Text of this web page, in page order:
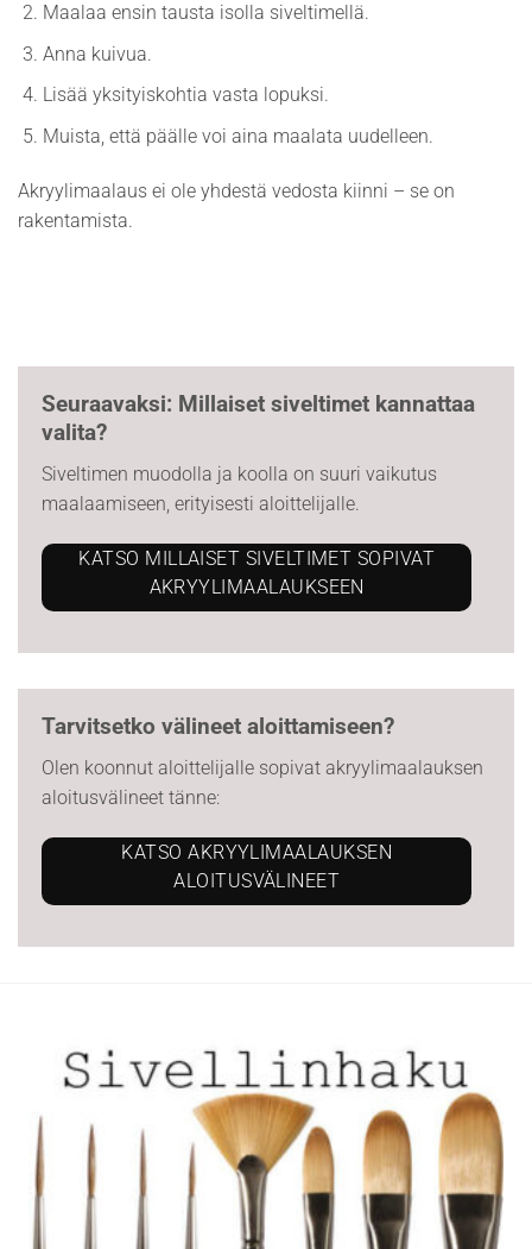
Maalaa ensin tausta isolla siveltimellä.
Anna kuivua.
Lisää yksityiskohtia vasta lopuksi.
Muista, että päälle voi aina maalata uudelleen.
Akryylimaalaus ei ole yhdestä vedosta kiinni – se on
rakentamista.
Seuraavaksi: Millaiset siveltimet kannattaa
valita?
Siveltimen muodolla ja koolla on suuri vaikutus
maalaamiseen, erityisesti aloittelijalle.
KATSO MILLAISET SIVELTIMET SOPIVAT
AKRYYLIMAALAUKSEEN
Tarvitsetko välineet aloittamiseen?
Olen koonnut aloittelijalle sopivat akryylimaalauksen
aloitusvälineet tänne:
KATSO AKRYYLIMAALAUKSEN
ALOITUSVÄLINEET